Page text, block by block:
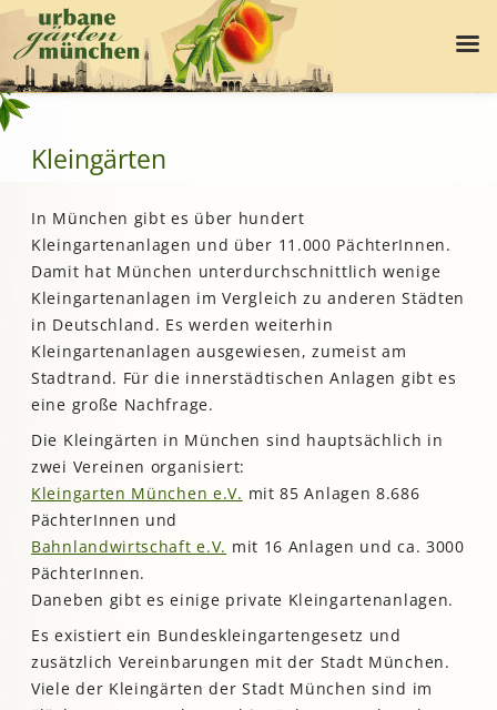
Kleingärten
In München gibt es über hundert
Kleingartenanlagen und über 11.000 PächterInnen.
Damit hat München unterdurchschnittlich wenige
Kleingartenanlagen im Vergleich zu anderen Städten
in Deutschland. Es werden weiterhin
Kleingartenanlagen ausgewiesen, zumeist am
Stadtrand. Für die innerstädtischen Anlagen gibt es
eine große Nachfrage.
Die Kleingärten in München sind hauptsächlich in
zwei Vereinen organisiert:
Kleingarten München e.V. mit 85 Anlagen 8.686
PächterInnen und
Bahnlandwirtschaft e.V. mit 16 Anlagen und ca. 3000
PächterInnen.
Daneben gibt es einige private Kleingartenanlagen.
Es existiert ein Bundeskleingartengesetz und
zusätzlich Vereinbarungen mit der Stadt München.
Viele der Kleingärten der Stadt München sind im